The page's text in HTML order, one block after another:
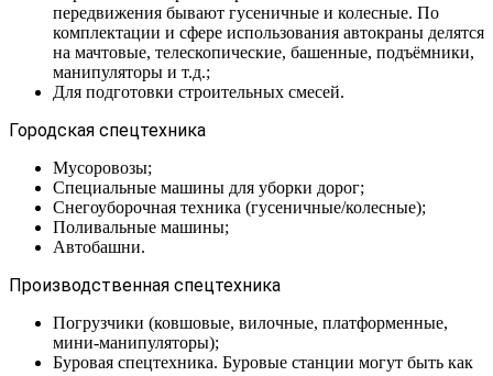
передвижения бывают гусеничные и колесные. По
комплектации и сфере использования автокраны делятся
на мачтовые, телескопические, башенные, подъёмники,
манипуляторы и т.д.;
Для подготовки строительных смесей.
Городская спецтехника
Мусоровозы;
Специальные машины для уборки дорог;
Снегоуборочная техника (гусеничные/колесные);
Поливальные машины;
Автобашни.
Производственная спецтехника
Погрузчики (ковшовые, вилочные, платформенные,
мини-манипуляторы);
Буровая спецтехника. Буровые станции могут быть как